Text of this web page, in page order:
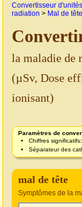
Convertisseur
radiation > Mal de tête
la maladie de
(µSv, Dose
ionisant)
Paramètres de
Chiffres significatifs:
Séparateur des
mal de tête
Symptômes de la